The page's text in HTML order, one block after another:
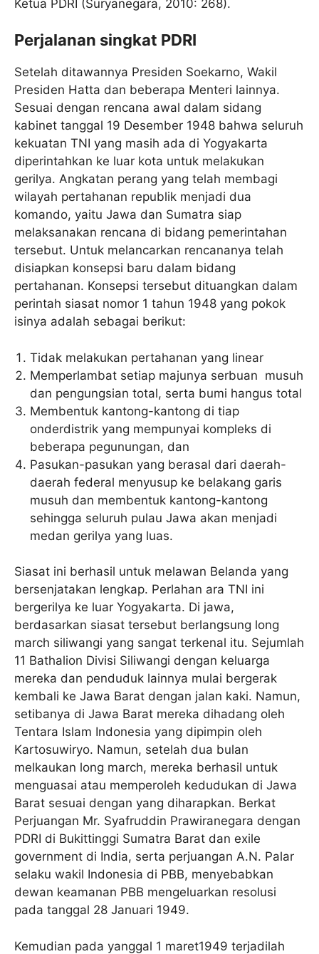
Ketua PDRI (Suryanegara, 2010: 268).
Perjalanan singkat PDRI
Setelah ditawannya Presiden Soekarno, Wakil
Presiden Hatta dan beberapa Menteri lainnya.
Sesuai dengan rencana awal dalam sidang
kabinet tanggal 19 Desember 1948 bahwa seluruh
kekuatan TNI yang masih ada di Yogyakarta
diperintahkan ke luar kota untuk melakukan
gerilya. Angkatan perang yang telah membagi
wilayah pertahanan republik menjadi dua
komando, yaitu Jawa dan Sumatra siap
melaksanakan rencana di bidang pemerintahan
tersebut. Untuk melancarkan rencananya telah
disiapkan konsepsi baru dalam bidang
pertahanan. Konsepsi tersebut dituangkan dalam
perintah siasat nomor 1 tahun 1948 yang pokok
isinya adalah sebagai berikut:
Tidak melakukan pertahanan yang linear
Memperlambat setiap majunya serbuan musuh
dan pengungsian total, serta bumi hangus total
Membentuk kantong-kantong di tiap
onderdistrik yang mempunyai kompleks di
beberapa pegunungan, dan
Pasukan-pasukan yang berasal dari daerah-
daerah federal menyusup ke belakang garis
musuh dan membentuk kantong-kantong
sehingga seluruh pulau Jawa akan menjadi
medan gerilya yang luas.
Siasat ini berhasil untuk melawan Belanda yang
bersenjatakan lengkap. Perlahan ara TNI ini
bergerilya ke luar Yogyakarta. Di jawa,
berdasarkan siasat tersebut berlangsung long
march siliwangi yang sangat terkenal itu. Sejumlah
11 Bathalion Divisi Siliwangi dengan keluarga
mereka dan penduduk lainnya mulai bergerak
kembali ke Jawa Barat dengan jalan kaki. Namun,
setibanya di Jawa Barat mereka dihadang oleh
Tentara Islam Indonesia yang dipimpin oleh
Kartosuwiryo. Namun, setelah dua bulan
melkaukan long march, mereka berhasil untuk
menguasai atau memperoleh kedudukan di Jawa
Barat sesuai dengan yang diharapkan. Berkat
Perjuangan Mr. Syafruddin Prawiranegara dengan
PDRI di Bukittinggi Sumatra Barat dan exile
government di India, serta perjuangan A.N. Palar
selaku wakil Indonesia di PBB, menyebabkan
dewan keamanan PBB mengeluarkan resolusi
pada tanggal 28 Januari 1949.
Kemudian pada yanggal 1 maret1949 terjadilah